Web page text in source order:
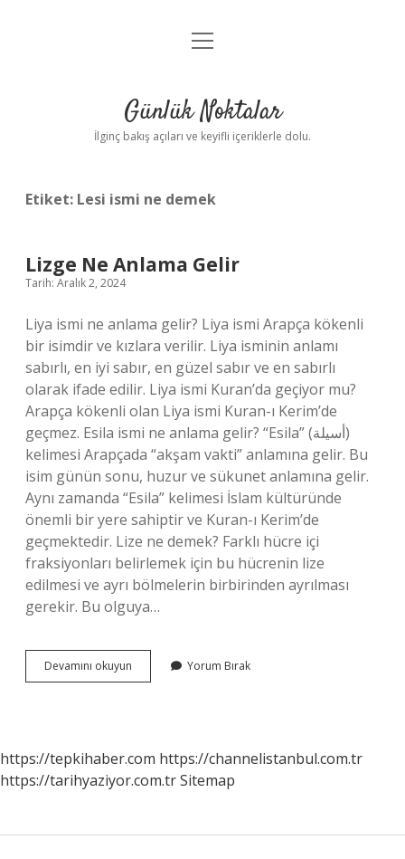
Anasayfa
Yasal Uyarı
menüyü
Günlük Noktalar
İlginç bakış açıları ve keyifli içeriklerle dolu.
Etiket: Lesi ismi ne demek
Lizge Ne Anlama Gelir
Tarih: Aralık 2, 2024
Liya ismi ne anlama gelir? Liya ismi Arapça kökenli
bir isimdir ve kızlara verilir. Liya isminin anlamı
sabırlı, en iyi sabır, en güzel sabır ve en sabırlı
olarak ifade edilir. Liya ismi Kuran’da geçiyor mu?
Arapça kökenli olan Liya ismi Kuran-ı Kerim’de
geçmez. Esila ismi ne anlama gelir? “Esila” (أسيلة)
kelimesi Arapçada “akşam vakti” anlamına gelir. Bu
isim günün sonu, huzur ve sükunet anlamına gelir.
Aynı zamanda “Esila” kelimesi İslam kültüründe
önemli bir yere sahiptir ve Kuran-ı Kerim’de
geçmektedir. Lize ne demek? Farklı hücre içi
fraksiyonları belirlemek için bu hücrenin lize
edilmesi ve ayrı bölmelerin birbirinden ayrılması
gerekir. Bu olguya…
Devamını okuyun
Ne
Yorum Bırak
https://tepkihaber.com https://channelistanbul.com.tr
https://tarihyaziyor.com.trSitemap